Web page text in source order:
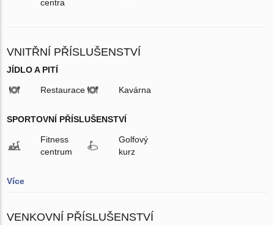
centra
VNITŘNÍ PŘÍSLUŠENSTVÍ
JÍDLO A PITÍ
Restaurace Kavárna
SPORTOVNÍ PŘÍSLUŠENSTVÍ
Fitness
centrum
Golfový
kurz
Více
VENKOVNÍ PŘÍSLUŠENSTVÍ